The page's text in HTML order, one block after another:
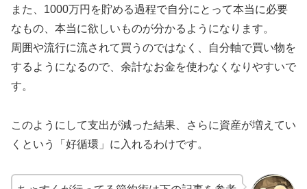
また、1000万円を貯める過程で自分にとって本当に必要
なもの、本当に欲しいものが分かるようになります。
周囲や流行に流されて買うのではなく、自分軸で買い物を
するようになるので、余計なお金を使わなくなりやすいで
す。
このようにして支出が減った結果、さらに資産が増えてい
くという「好循環」に入れるわけです。